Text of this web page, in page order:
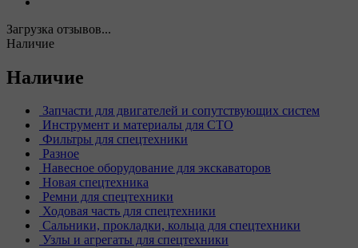
Загрузка отзывов...
Наличие
Наличие
Запчасти для двигателей и сопутствующих систем
Инструмент и материалы для СТО
Фильтры для спецтехники
Разное
Навесное оборудование для экскаваторов
Новая спецтехника
Ремни для спецтехники
Ходовая часть для спецтехники
Сальники, прокладки, кольца для спецтехники
Узлы и агрегаты для спецтехники